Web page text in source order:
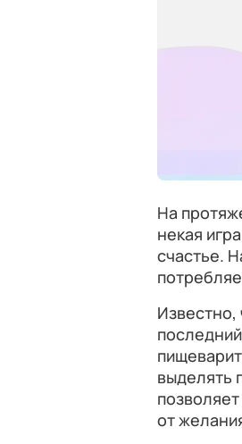
На
некая
счастье.
Известно,
последний
выделять
от